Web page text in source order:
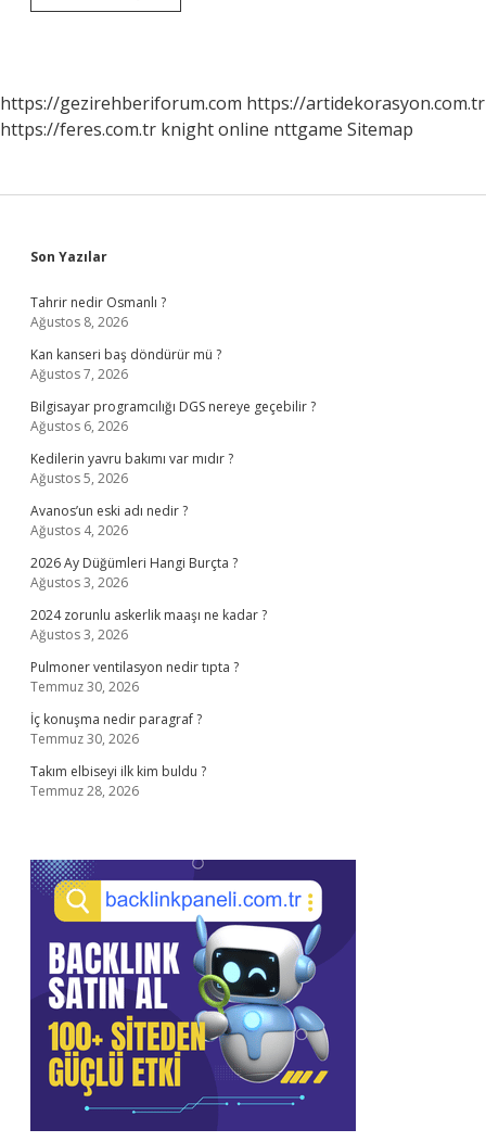
Türk
https://gezirehberiforum.com https://artidekorasyon.com.tr
https://feres.com.tr knight online nttgame Sitemap
Sidebar
Son Yazılar
Tahrir nedir Osmanlı ?
Ağustos 8, 2026
Kan kanseri baş döndürür mü ?
Ağustos 7, 2026
Bilgisayar programcılığı DGS nereye geçebilir ?
Ağustos 6, 2026
Kedilerin yavru bakımı var mıdır ?
Ağustos 5, 2026
Avanos’un eski adı nedir ?
Ağustos 4, 2026
2026 Ay Düğümleri Hangi Burçta ?
Ağustos 3, 2026
2024 zorunlu askerlik maaşı ne kadar ?
Ağustos 3, 2026
Pulmoner ventilasyon nedir tıpta ?
Temmuz 30, 2026
İç konuşma nedir paragraf ?
Temmuz 30, 2026
Takım elbiseyi ilk kim buldu ?
Temmuz 28, 2026